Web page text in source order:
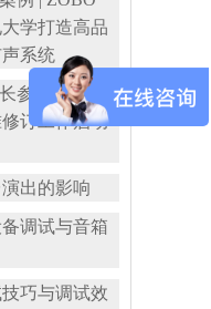
学打造高品
系统
参与扩声系
订工作启动
出的影响
调试与音箱
巧与调试效